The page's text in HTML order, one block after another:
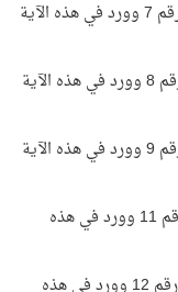
حرف الخاء ترتيبه في قائمة الحروف الهجائية رقم 7 وورد في هذه الآية
حرف الدال ترتيبه في قائمة الحروف الهجائية رقم 8 وورد في هذه الآية
حرف الذال ترتيبه في قائمة الحروف الهجائية رقم 9 وورد في هذه الآية
حرف الزاي ترتيبه في قائمة الحروف الهجائية رقم 11 وورد في هذه
حرف السين ترتيبه في قائمة الحروف الهجائية رقم 12 وورد في هذه